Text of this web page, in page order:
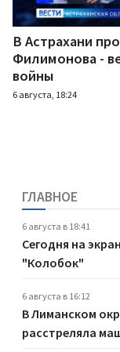
В Астрахани
Филимонова -
войны
6 августа, 18:24
ГЛАВНОЕ
6 августа в 18:41
Сегодня на
"Колобок"
6 августа в 16:12
В Лиманском
расстреляла